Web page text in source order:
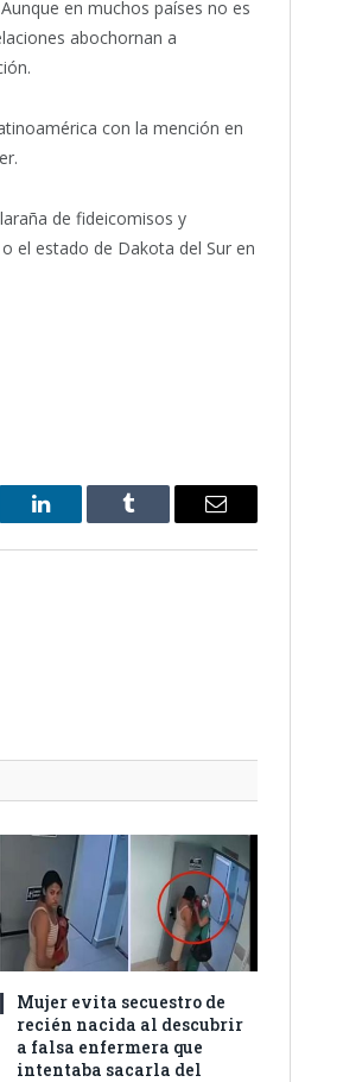
en muchos países no es
abochornan a
con la mención en
de fideicomisos y
el estado de Dakota del Sur en
LinkedIn Tumblr Email
Mujer evita secuestro de
recién nacida al descubrir
a falsa enfermera que
intentaba sacarla del